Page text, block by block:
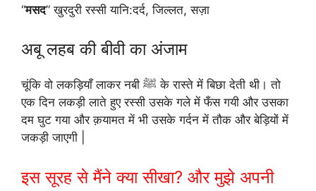
“मसद” खुरदुरी रस्सी यानि:दर्द, जिल्लत, सज़ा
अबू लहब की बीवी का अंजाम
चूंकि वो लकड़ियाँ लाकर नबी ﷺ के रास्ते में बिछा देती थी। तो
एक दिन लकड़ी लाते हुए रस्सी उसके गले में फँस गयी और उसका
दम घुट गया और क़यामत में भी उसके गर्दन में तौक और बेड़ियों में
जकड़ी जाएगी |
इस सूरह से मैंने क्या सीखा? और मुझे अपनी